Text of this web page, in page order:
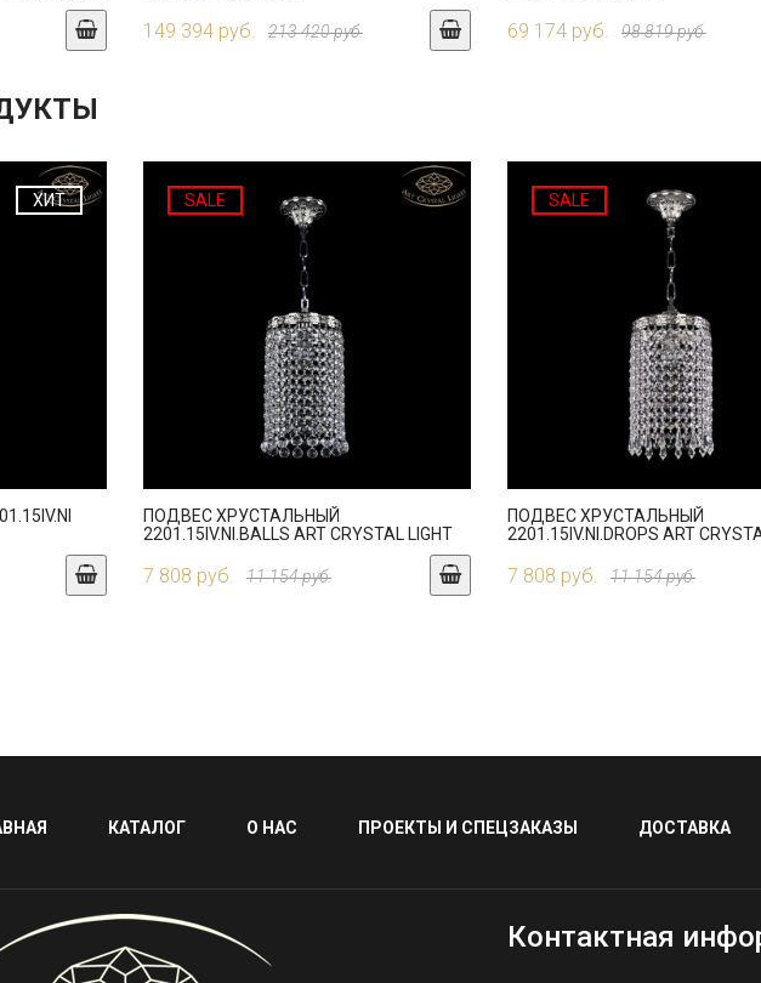
149 394 руб. 213 420 руб. 69 174 руб. 98 819 руб.
ХИТ SALE
ПОДВЕС ХРУСТАЛЬНЫЙ
2201.15IV.NI.BALLS ART CRYSTAL LIGHT
7 808 руб. 11 154 руб.
SALE
ПОДВЕС ХРУСТАЛЬНЫЙ
2201.15IV.NI.DROPS ART
7 808 руб. 11 154 руб.
КАТАЛОГ О НАС ПРОЕКТЫ И СПЕЦЗАКАЗЫ ДОСТАВКА
Контактная